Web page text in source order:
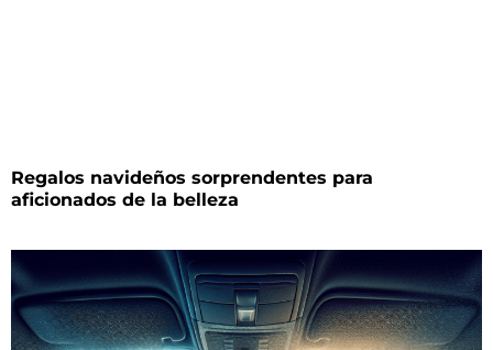
Regalos navideños sorprendentes para
aficionados de la belleza